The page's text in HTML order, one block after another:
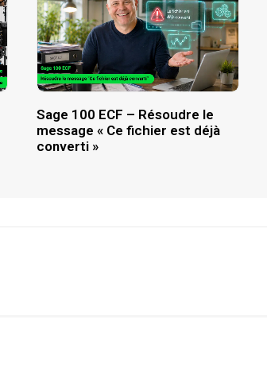
Sage 100 ECF – Résoudre le
message « Ce fichier est déjà
converti »